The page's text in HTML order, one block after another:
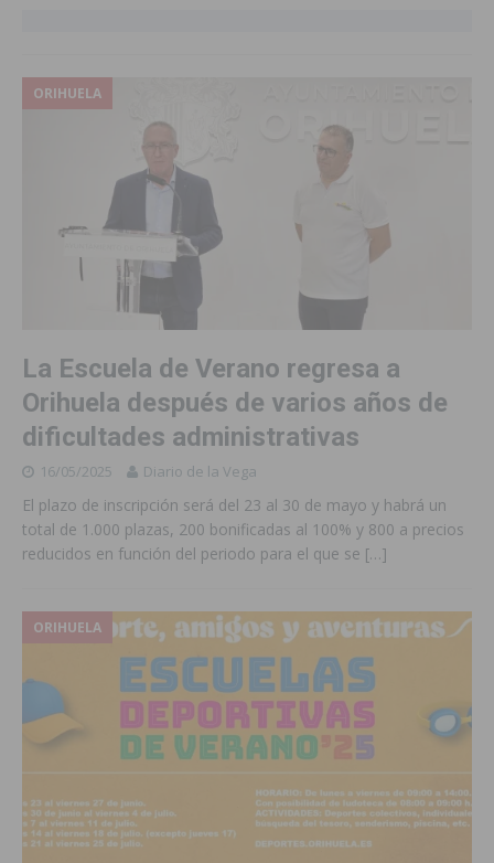
ORIHUELA
La Escuela de Verano regresa a
Orihuela después de varios años de
dificultades administrativas
16/05/2025 Diario de la Vega
El plazo de inscripción será del 23 al 30 de mayo y habrá un
total de 1.000 plazas, 200 bonificadas al 100% y 800 a precios
reducidos en función del periodo para el que se […]
ORIHUELA